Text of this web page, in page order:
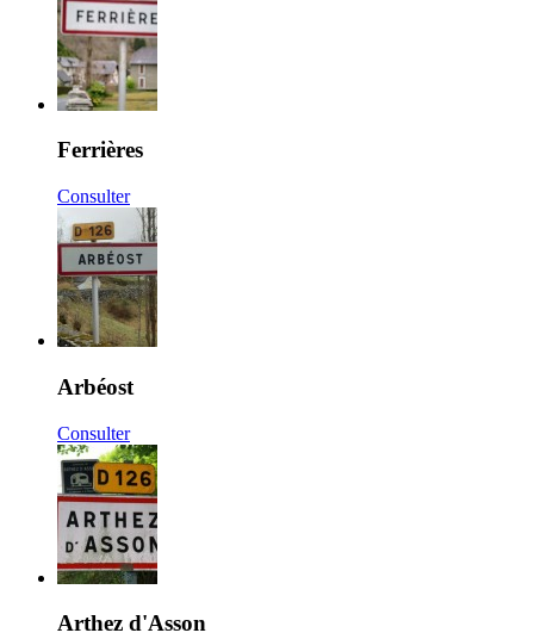
Ferrières
Consulter
Arbéost
Consulter
Arthez d'Asson